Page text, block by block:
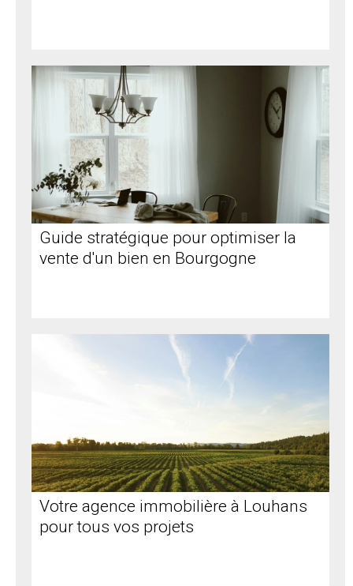
Guide stratégique pour optimiser la
vente d'un bien en Bourgogne
Votre agence immobilière à Louhans
pour tous vos projets